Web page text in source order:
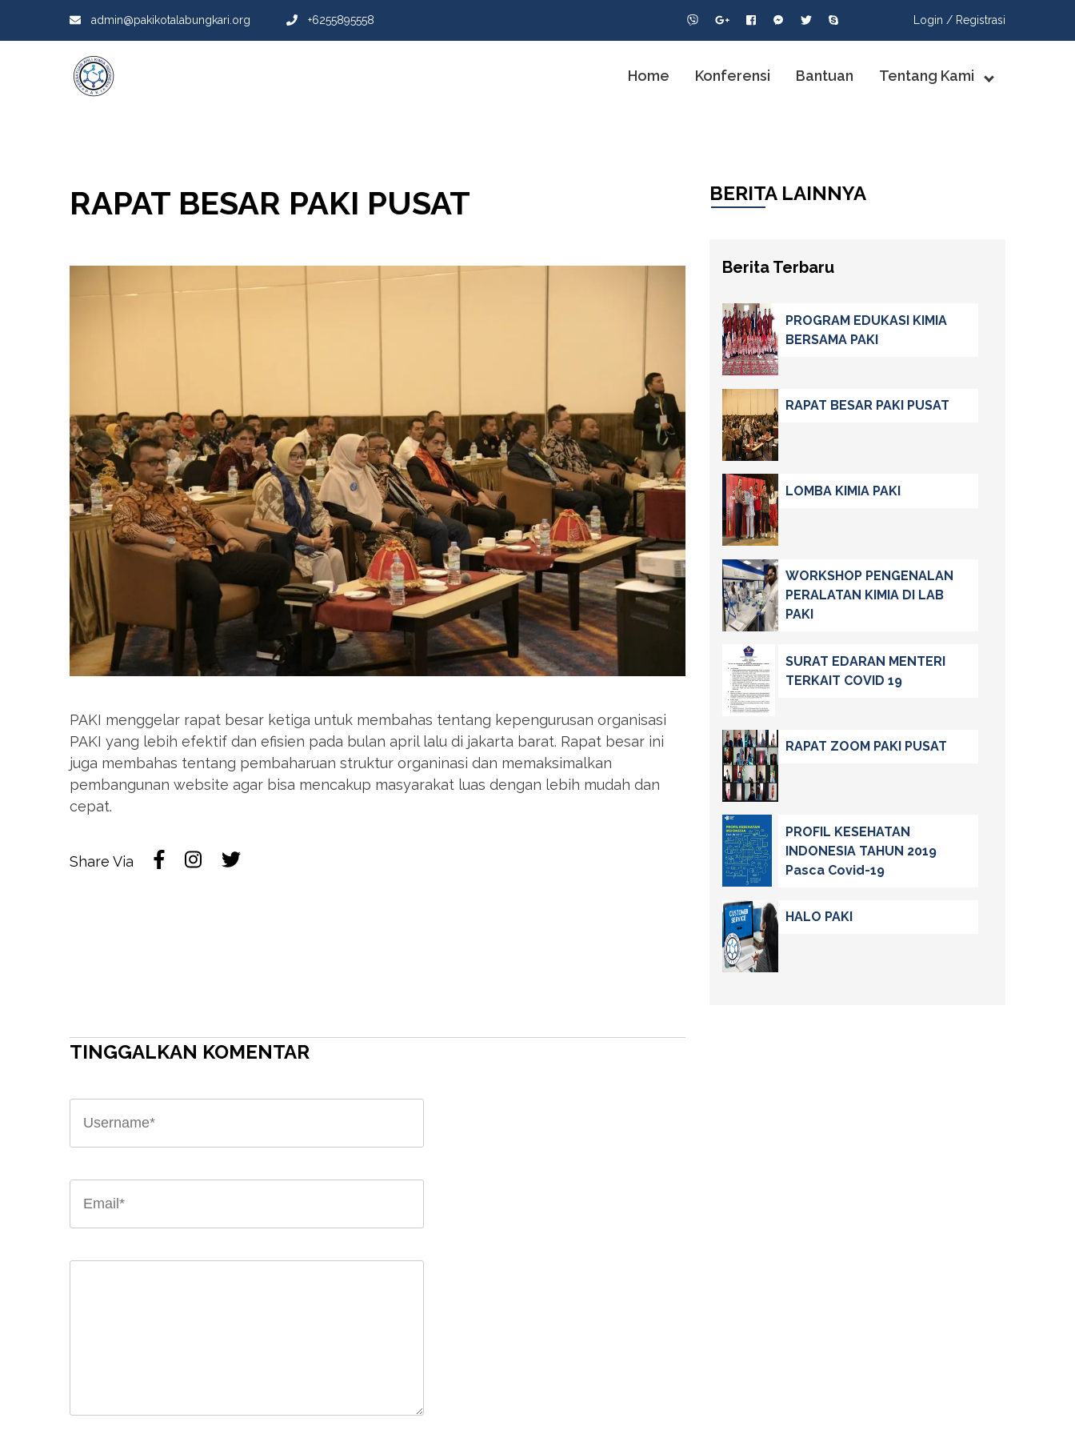
admin@pakikotalabungkari.org +6255895558 Login / Registrasi
Home Konferensi Bantuan Tentang Kami
RAPAT BESAR PAKI PUSAT
PAKI menggelar rapat besar ketiga untuk membahas tentang kepengurusan organisasi
PAKI yang lebih efektif dan efisien pada bulan april lalu di jakarta barat. Rapat besar ini
juga membahas tentang pembaharuan struktur organinasi dan memaksimalkan
pembangunan website agar bisa mencakup masyarakat luas dengan lebih mudah dan
cepat.
Share Via
BERITA LAINNYA
Berita Terbaru
PROGRAM EDUKASI KIMIA
BERSAMA PAKI
RAPAT BESAR PAKI PUSAT
LOMBA KIMIA PAKI
WORKSHOP PENGENALAN
PERALATAN KIMIA DI LAB
PAKI
SURAT EDARAN MENTERI
TERKAIT COVID 19
RAPAT ZOOM PAKI PUSAT
PROFIL KESEHATAN
INDONESIA TAHUN 2019
Pasca Covid-19
HALO PAKI
TINGGALKAN KOMENTAR